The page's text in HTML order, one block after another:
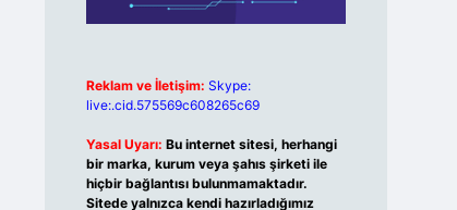
Reklam ve İletişim: Skype:
live:.cid.575569c608265c69
Yasal Uyarı: Bu internet sitesi, herhangi
bir marka, kurum veya şahıs şirketi ile
hiçbir bağlantısı bulunmamaktadır.
Sitede yalnızca kendi hazırladığımız